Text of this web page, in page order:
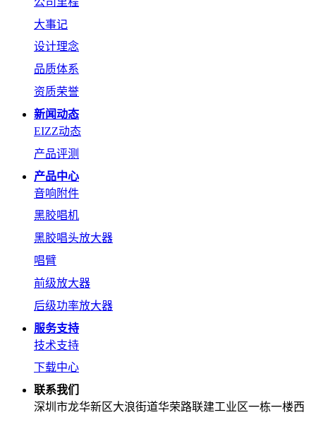
大事记
设计理念
品质体系
资质荣誉
新闻动态
EIZZ动态
产品评测
产品中心
音响附件
黑胶唱机
黑胶唱头放大器
唱臂
前级放大器
后级功率放大器
服务支持
技术支持
下载中心
联系我们
深圳市龙华新区大浪街道华荣路联建工业区一栋一楼西